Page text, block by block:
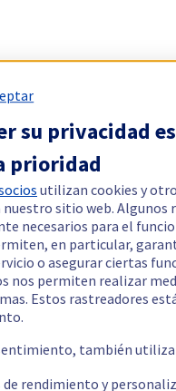
su privacidad es
prioridad
utilizan cookies y
sitio web. Algunos
necesarios para el
en particular,
o asegurar ciertas
nos permiten realizar
Estos rastreadores
también
rendimiento y